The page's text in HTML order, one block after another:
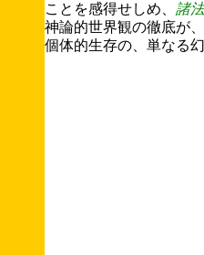
ことを感得せしめ、 諸法
神論的世界観の徹底が
個体的生存の、単なる